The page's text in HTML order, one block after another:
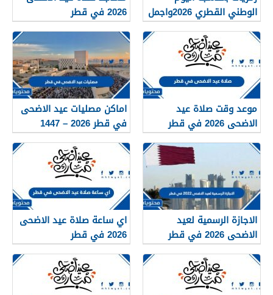
الوطني القطري 2026واجمل
الخلفيات والصور والعبارات
2026 في قطر
موعد وقت صلاة عيد
الاضحى 2026 في قطر
لجميع المحافظات
اماكن مصليات عيد الاضحى
في قطر 2026 – 1447
لجميع المحافظات
الاجازة الرسمية لعيد
الاضحى 2026 في قطر
اي ساعة صلاة عيد الاضحى
2026 في قطر